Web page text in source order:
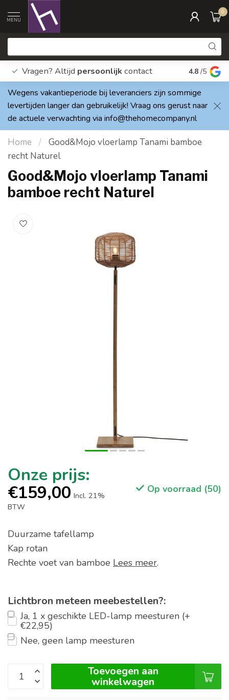
MENU
0
Vragen? Altijd persoonlijk contact Elke dag
4.8 /5
Wegens vakantieperiode bij leveranciers zijn sommige
levertijden langer dan gebruikelijk! Vraag ons gerust naar
de actuele verwachting via info@thehomecompany.nl
Home /
Good&Mojo vloerlamp Tanami bamboe
recht Naturel
Good&Mojo vloerlamp Tanami
bamboe recht Naturel
€159,00 Incl. 21%
BTW
Op voorraad (50)
Duurzame tafellamp
Kap rotan
Rechte voet van bamboe Lees meer.
Lichtbron meteen meebestellen?:
Ja, 1 x geschikte LED-lamp meesturen (+
€22,95)
Nee, geen lamp meesturen
Toevoegen aan
winkelwagen